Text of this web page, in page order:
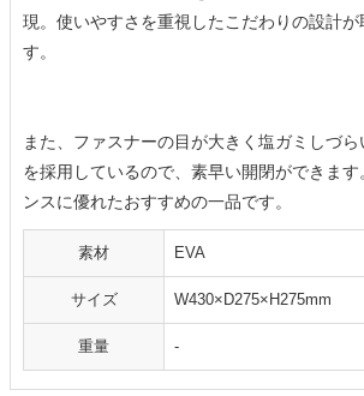
現。使いやすさを重視したこだわりの設計が
す。
また、ファスナーの目が大きく塩ガミしづ
を採用しているので、素早い開閉ができま
ンスに優れたおすすめの一品です。
素材 EVA
サイズ W430×D275×H275mm
重量 -